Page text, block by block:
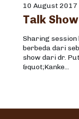
10 August 2017
Talk
Sharing
berbeda dari
show dari dr.
&quot;Kanke...